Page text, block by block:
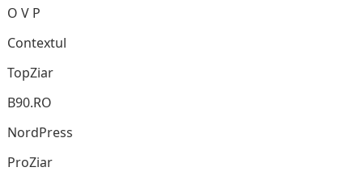
O V P
Contextul
TopZiar
B90.RO
NordPress
ProZiar